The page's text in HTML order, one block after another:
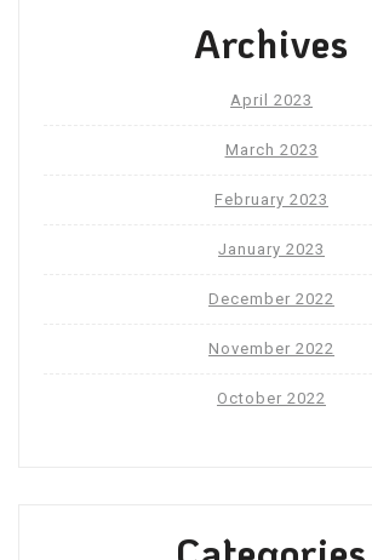
Archives
April 2023
March 2023
February 2023
January 2023
December 2022
November 2022
October 2022